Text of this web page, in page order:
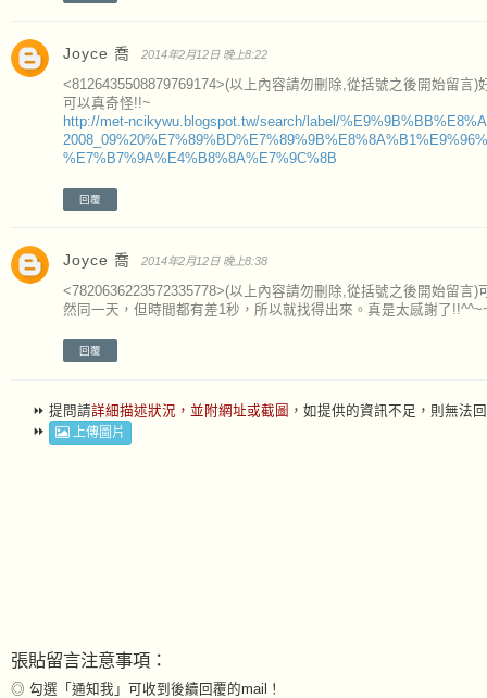
Joyce 喬 2014年2月12日 晚上8:22
<8126435508879769174>(以上內容請勿刪除,從括號之後開始留言
可以真奇怪!!~
http://met-ncikywu.blogspot.tw/search/label/
%E7%B7%9A%E4%B8%8A%E7%9C%8B
回覆
Joyce 喬 2014年2月12日 晚上8:38
<7820636223572335778>(以上內容請勿刪除,從括號之後開始留言
然同一天，但時間都有差1秒，所以就找得出來。真是太感謝了
回覆
⏩ 提問請詳細描述狀況，並附網址或截圖 ，如提供的資訊不足，則無法
⏩
上傳圖片
張貼留言注意事項：
◎ 勾選「通知我」可收到後續回覆的mail！